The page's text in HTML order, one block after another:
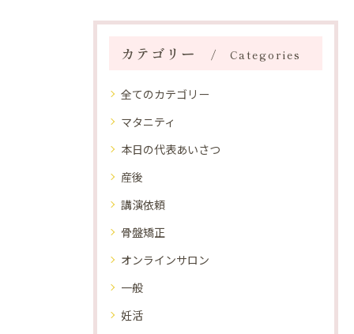
カテゴリー Categories
全てのカテゴリー
マタニティ
本日の代表あいさつ
産後
講演依頼
骨盤矯正
オンラインサロン
一般
妊活